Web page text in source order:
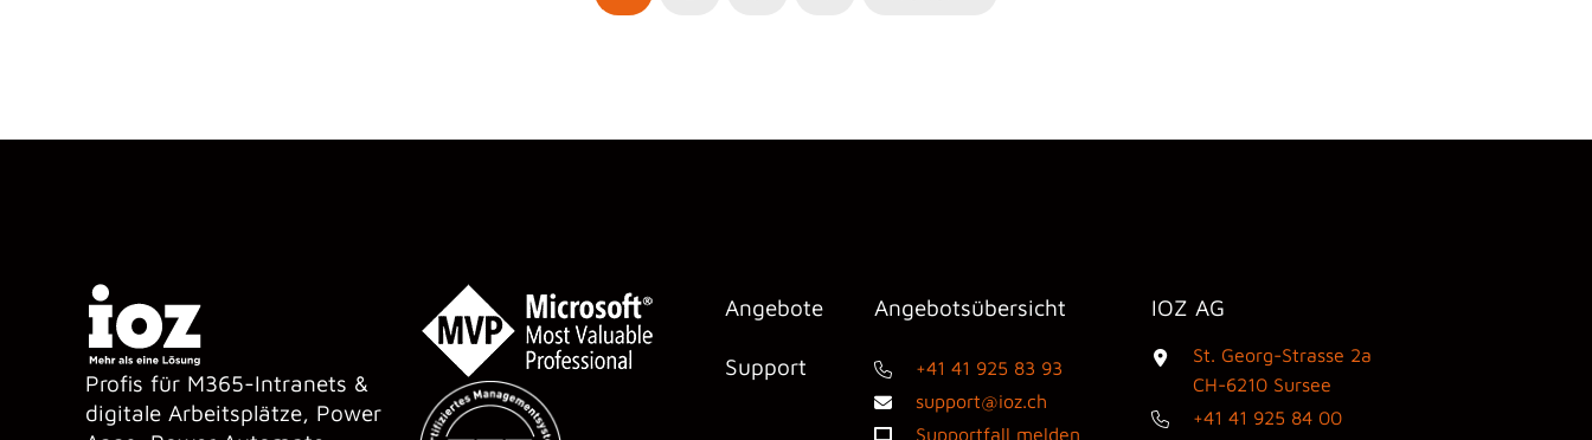
Profis für M365-Intranets &
digitale Arbeitsplätze, Power
Angebote Angebotsübersicht
Support
+41 41 925 83 93
support@ioz.ch
Supportfall melden
IOZ AG
St. Georg-Strasse 2a
CH-6210 Sursee
+41 41 925 84 00